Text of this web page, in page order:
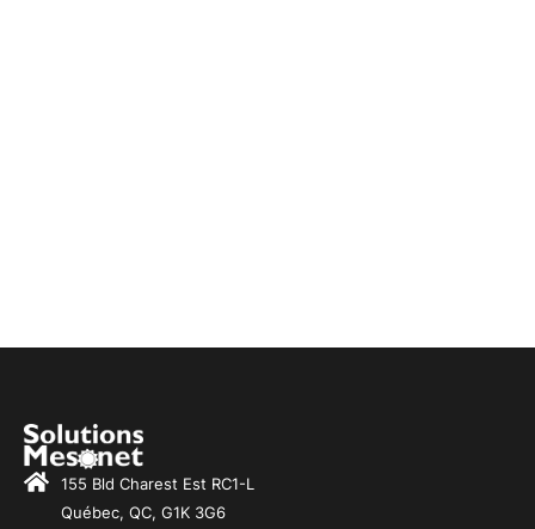
155 Bld Charest Est RC1-L
Québec, QC, G1K 3G6